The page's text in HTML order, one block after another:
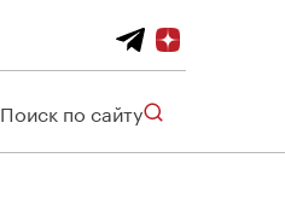
Поиск по сайту